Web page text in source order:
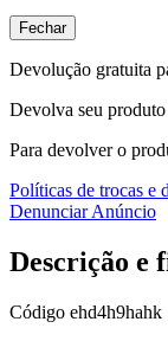
Fechar
Devolução gratuita
Devolva seu
Para devolver o
Políticas de trocas e
Denunciar Anúncio
Descrição e
Código ehd4h9hahk